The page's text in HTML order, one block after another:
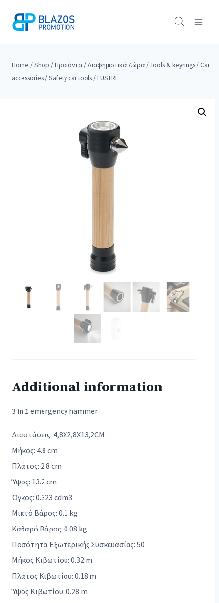
Home /Shop /Προϊόντα / Διαφημιστικά Δώρα /Tools & keyrings /Car
accessories /Safety car tools /LUSTRE
Additional information
3 in 1 emergency hammer
Διαστάσεις: 4,8X2,8X13,2CM
Μήκος: 4.8 cm
Πλάτος: 2.8 cm
Ύψος: 13.2 cm
Όγκος: 0.323 cdm3
Μικτό Βάρος: 0.1 kg
Καθαρό Βάρος: 0.08 kg
Ποσότητα Εξωτερικής Συσκευασίας: 50
Μήκος Κιβωτίου: 0.32 m
Πλάτος Κιβωτίου: 0.18 m
Ύψος Κιβωτίου: 0.28 m